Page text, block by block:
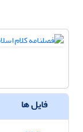
فایل ها